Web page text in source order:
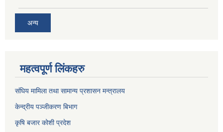
अन्य
महत्वपूर्ण लिंकहरु
संघिय मामिला तथा सामान्य प्रशासन मन्त्रालय
केन्द्रीय पञ्जीकरण बिभाग
कृषि बजार कोशी प्रदेश